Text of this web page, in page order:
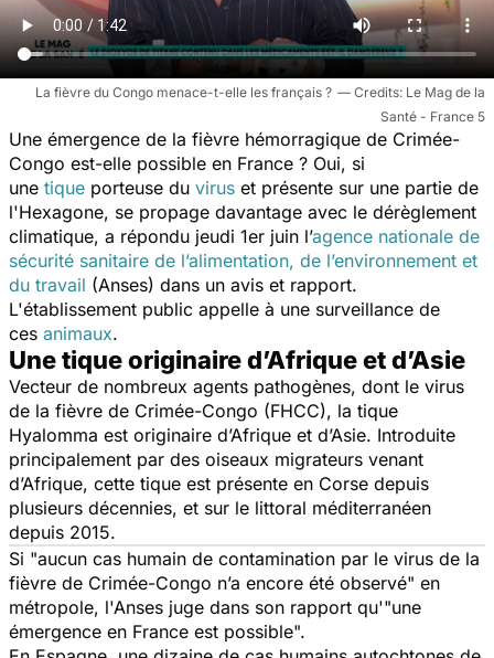
La fièvre du Congo menace-t-elle les français ?
Le Mag de la
Santé - France 5
Une émergence de la fièvre hémorragique de Crimée-
Congo est-elle possible en France ? Oui, si
une tique porteuse du virus et présente sur une partie de
l'Hexagone, se propage davantage avec le dérèglement
climatique, a répondu jeudi 1er juin l’agence nationale de
sécurité sanitaire de l’alimentation, de l’environnement et
du travail (Anses) dans un avis et rapport.
L'établissement public appelle à une surveillance de
ces animaux.
Une tique originaire d’Afrique et d’Asie
Vecteur de nombreux agents pathogènes, dont le virus
de la fièvre de Crimée-Congo (FHCC), la tique
Hyalomma est originaire d’Afrique et d’Asie. Introduite
principalement par des oiseaux migrateurs venant
d’Afrique, cette tique est présente en Corse depuis
plusieurs décennies, et sur le littoral méditerranéen
depuis 2015.
Si "aucun cas humain de contamination par le virus de la
fièvre de Crimée-Congo n’a encore été observé" en
métropole, l'Anses juge dans son rapport qu'"une
émergence en France est possible".